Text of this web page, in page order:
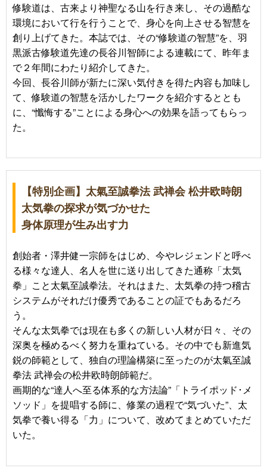
修験道は、古来より神聖なる山を行き来し、その過酷な
環境において行を行うことで、身心を向上させる智慧を
創り上げてきた。本誌では、その“修験道の智慧”を、羽
黒派古修験道先達の長谷川智師による連載にて、昨年ま
で２年間にわたり紹介してきた。
今回、長谷川師が新たに深い気付きを得た内容も加味し
て、修験道の智慧を活かしたワークを紹介するととも
に、“懺悔する”ことによる身心への効果を語ってもらっ
た。
【特別企画】太氣至誠拳法 武禅会 松井欧時朗
太気拳の探求が気づかせた
身体原理が生み出す力
創始者・澤井健一宗師をはじめ、今やレジェンドと呼べ
る様々な達人、名人を世に送り出してきた通称「太気
拳」こと太氣至誠拳法。それはまた、太気拳の持つ稽古
システムがそれだけ優秀であることの証でもあるだろ
う。
そんな太気拳では現在も多くの新しい人材が日々、その
深奥を極めるべく努力を重ねている。その中でも新進気
鋭の師範として、独自の理論構築に至ったのが太氣至誠
拳法 武禅会の松井欧時朗師範だ。
画期的な“達人へ至る体系的な方法論”「トライポッド･メ
ソッド」を提唱する師に、修業の過程で“気づいた”、太
気拳で養い得る「力」について、改めてまとめていただ
いた。